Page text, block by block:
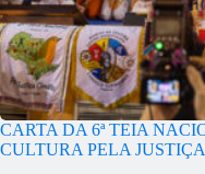
CARTA DA 6ª TEIA
CULTURA PELA